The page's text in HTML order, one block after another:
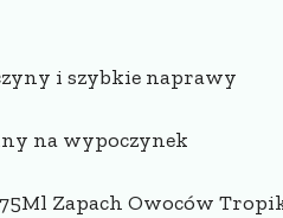
i szybkie naprawy
na wypoczynek
Zapach Owoców